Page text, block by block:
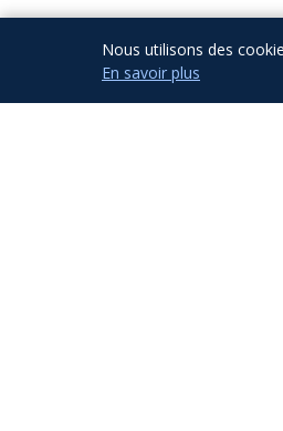
Nous utilisons des
En savoir plus